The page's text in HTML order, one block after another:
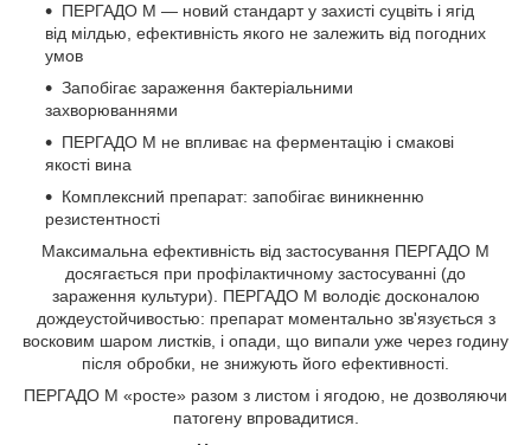
ПЕРГАДО М — новий стандарт у захисті суцвіть і ягід
від мілдью, ефективність якого не залежить від погодних
умов
Запобігає зараження бактеріальними
захворюваннями
ПЕРГАДО М не впливає на ферментацію і смакові
якості вина
Комплексний препарат: запобігає виникненню
резистентності
Максимальна ефективність від застосування ПЕРГАДО М
досягається при профілактичному застосуванні (до
зараження культури). ПЕРГАДО М володіє досконалою
дождеустойчивостью: препарат моментально зв'язується з
восковим шаром листків, і опади, що випали уже через годину
після обробки, не знижують його ефективності.
ПЕРГАДО М «росте» разом з листом і ягодою, не дозволяючи
патогену впровадитися.